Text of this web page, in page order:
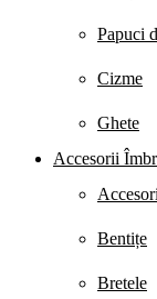
Papuci
Cizme
Ghete
Accesorii
Bentițe
Bretele